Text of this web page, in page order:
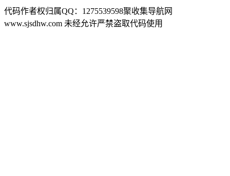
代码作者权归属QQ：1275539598聚收集导航网
www.sjsdhw.com 未经允许严禁盗取代码使用